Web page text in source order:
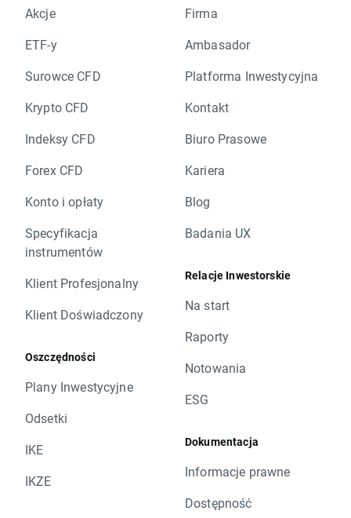
Akcje
ETF-y
Surowce CFD
Krypto CFD
Indeksy CFD
Forex CFD
Konto i opłaty
Specyfikacja
instrumentów
Klient Profesjonalny
Klient Doświadczony
Oszczędności
Plany Inwestycyjne
Odsetki
IKE
IKZE
Firma
Ambasador
Platforma Inwestycyjna
Kontakt
Biuro Prasowe
Kariera
Blog
Badania UX
Relacje Inwestorskie
Na start
Raporty
Notowania
ESG
Dokumentacja
Informacje prawne
Dostępność